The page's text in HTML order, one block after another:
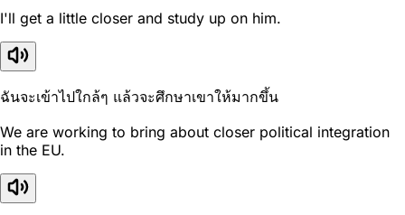
I'll get a little closer and study up on him.
ฉันจะเข้าไปใกล้ๆ แล้วจะศึกษาเขาให้มากขึ้น
We are working to bring about closer political integration
in the EU.